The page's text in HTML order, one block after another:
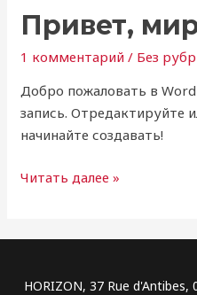
Привет,
1 комментарий / Без
Добро пожаловать в
запись. Отредактируйте
начинайте создавать!
Привет,
мир!
Читать далее »
HORIZON, 37 Rue d'Antibes,